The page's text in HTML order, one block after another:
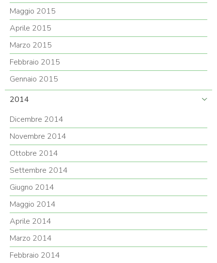
Maggio 2015
Aprile 2015
Marzo 2015
Febbraio 2015
Gennaio 2015
2014
Dicembre 2014
Novembre 2014
Ottobre 2014
Settembre 2014
Giugno 2014
Maggio 2014
Aprile 2014
Marzo 2014
Febbraio 2014